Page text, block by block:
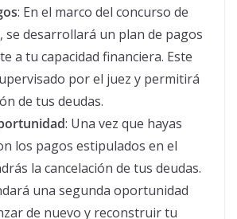
: En el marco del concurso de
se desarrollará un plan de pagos
a tu capacidad financiera. Este
por el juez y permitirá
de tus deudas.
: Una vez que hayas
los pagos estipulados en el
la cancelación de tus deudas.
una segunda oportunidad
de nuevo y reconstruir tu